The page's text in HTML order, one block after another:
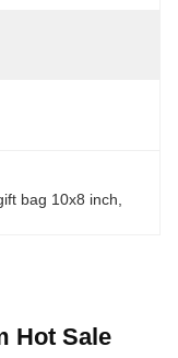
bag 10x8 inch
Hot Sale